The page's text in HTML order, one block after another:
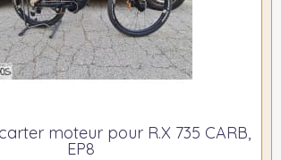
moteur pour R.X 735 CARB,
EP8